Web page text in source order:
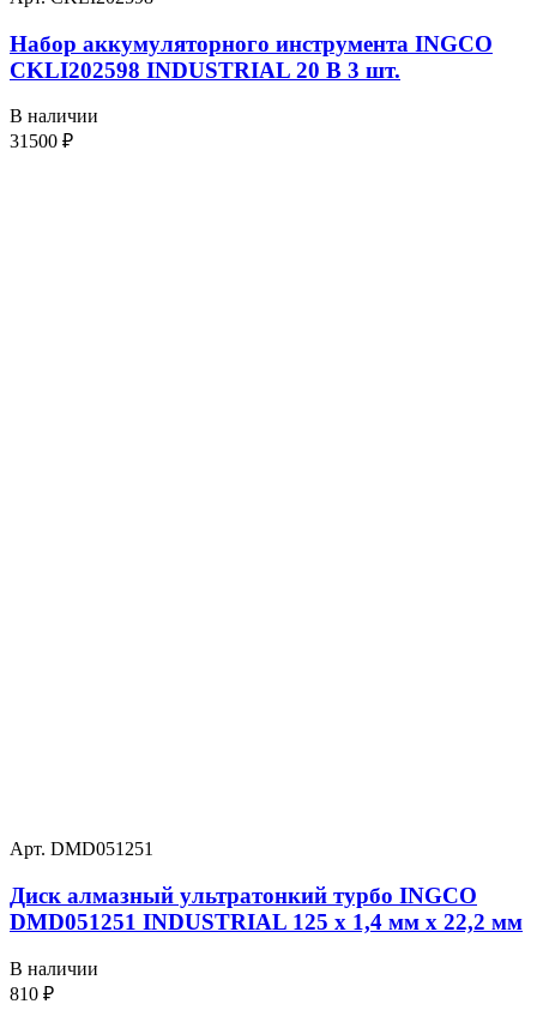
Набор аккумуляторного инструмента INGCO
CKLI202598 INDUSTRIAL 20 В 3 шт.
В наличии
31500 ₽
Арт. DMD051251
Диск алмазный ультратонкий турбо INGCO
DMD051251 INDUSTRIAL 125 х 1,4 мм x 22,2 мм
В наличии
810 ₽